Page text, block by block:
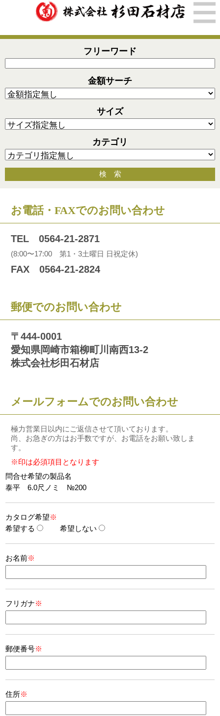
フリーワード
金額サーチ
サイズ
カテゴリ
検 索
お電話・FAXでのお問い合わせ
TEL 0564-21-2871
(8:00〜17:00 第1・3土曜日 日祝定休)
FAX 0564-21-2824
郵便でのお問い合わせ
〒444-0001
愛知県岡崎市箱柳町川南西13-2
株式会社杉田石材店
メールフォームでのお問い合わせ
極力営業日以内にご返信させて頂いております。
尚、お急ぎの方はお手数ですが、お電話をお願い致しま
す。
※印は必須項目となります
問合せ希望の製品名
泰平 6.0尺ノミ №200
カタログ希望※
希望する
希望しない
お名前※
フリガナ※
郵便番号※
住所※